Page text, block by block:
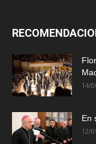
14/
En
12/